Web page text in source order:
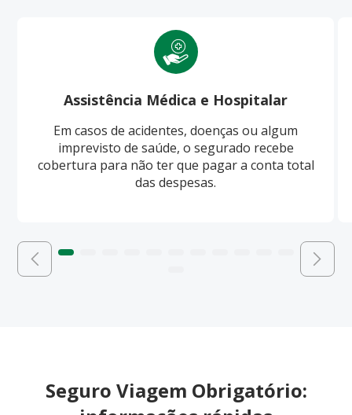
Assistência Médica e Hospitalar
Em casos de acidentes, doenças ou algum
imprevisto de saúde, o segurado recebe
cobertura para não ter que pagar a conta total
das despesas.
Seguro Viagem Obrigatório: